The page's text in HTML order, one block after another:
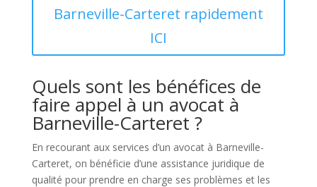
Barneville-Carteret rapidement
ICI
Quels sont les bénéfices de
faire appel à un avocat à
Barneville-Carteret ?
En recourant aux services d’un avocat à Barneville-
Carteret, on bénéficie d’une assistance juridique de
qualité pour prendre en charge ses problèmes et les